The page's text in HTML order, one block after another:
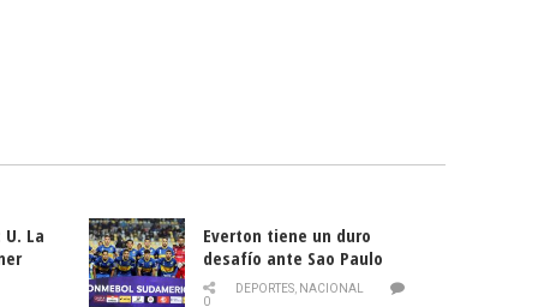
La
Everton tiene un duro
desafío ante Sao Paulo
DEPORTES, NACIONAL
0